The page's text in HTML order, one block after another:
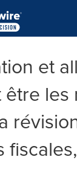
et
les